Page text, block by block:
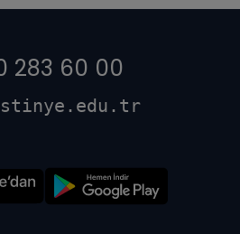
283 60 00